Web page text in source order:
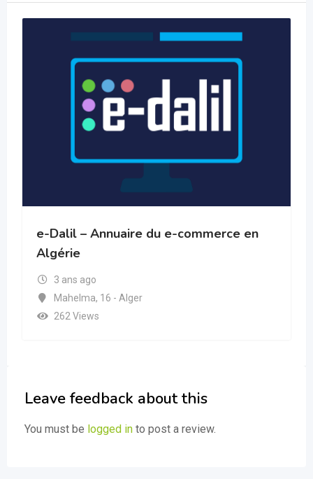
e-Dalil – Annuaire du e-commerce en
Algérie
3 ans ago
Mahelma, 16 - Alger
262 Views
Leave feedback about this
You must be logged in to post a review.